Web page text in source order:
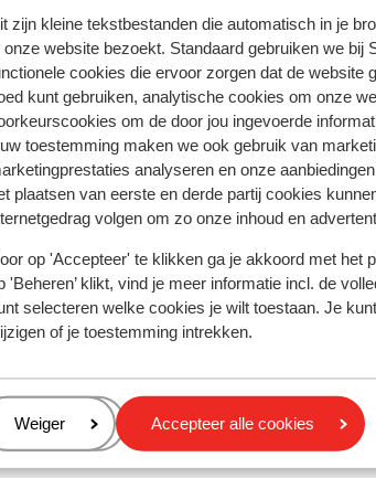
zijn kleine tekstbestanden die automatisch in je
onze website bezoekt. Standaard gebruiken we bij
cookies die ervoor zorgen dat de website
kunt gebruiken, analytische cookies om onze
om de door jou ingevoerde
toestemming maken we ook gebruik van
analyseren en onze
plaatsen van eerste en derde partij cookies
volgen om zo onze inhoud en
op 'Accepteer' te klikken ga je akkoord met het
'Beheren’ klikt, vind je meer informatie incl. de
selecteren welke cookies je wilt toestaan. Je
of je toestemming intrekken.
Beheren
Weiger Accepteer alle cookies
comfy matress. It is very
staff is very nice there. It was
at Jam Session. I think our
time but the view was better
are very tiny yet very
about the accomodation was
smelled bad and there was
bathroom ceilling.
comfy matress. It is very
staff is very nice there. It was
at Jam Session. I think our
time but the view was better
Vertalen naar het Nederlands
AnoniemVrienden